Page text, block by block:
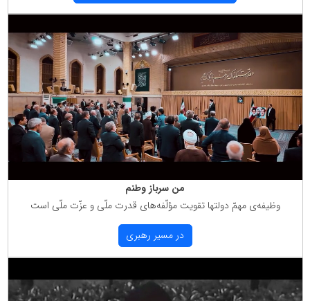
من سرباز وطنم
وظیفه‌ی مهمّ دولتها تقویت مؤلّفه‌های قدرت ملّی و عزّت ملّی است
در مسیر رهبری